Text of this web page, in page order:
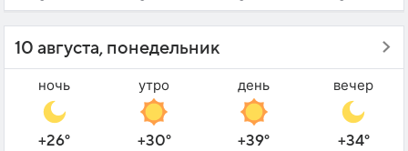
10 августа, понедельник
ночь
+26°
утро
+30°
день
+39°
вечер
+34°